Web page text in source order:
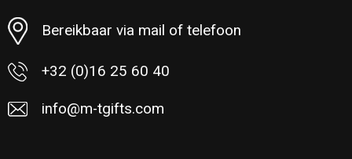
Bereikbaar via mail of telefoon
+32 (0)16 25 60 40
info@m-tgifts.com